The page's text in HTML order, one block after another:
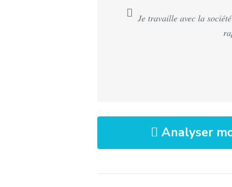
Je travaille avec la
Analyser